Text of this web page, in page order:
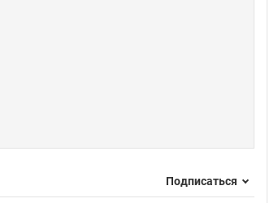
Подписаться